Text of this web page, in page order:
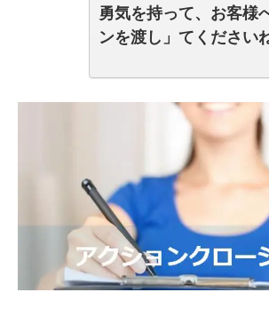
勇気を持って、お客様
ンを渡し」てください